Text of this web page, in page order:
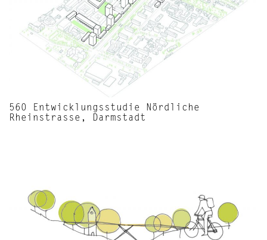
560 Entwicklungsstudie Nördliche
Rheinstrasse, Darmstadt